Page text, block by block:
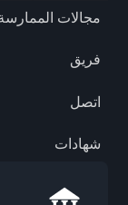
مجالات
فريق
اتصل
شهادات